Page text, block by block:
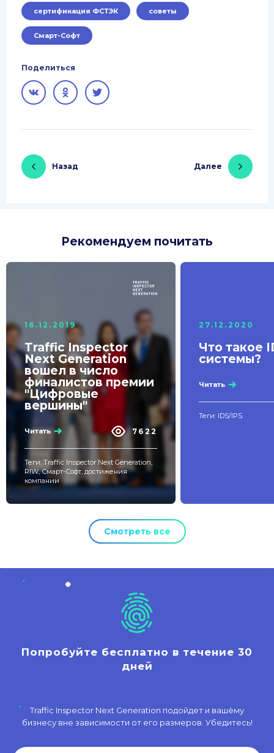
сертификация ФСТЭК советы
Смарт-Софт
Поделиться
Назад Далее
Рекомендуем почитать
16.12.2019
Traffic Inspector
Next Generation
вошел в число
финалистов премии
"Цифровые
вершины"
Читать 7622
Теги: Traffic Inspector Next Generation,
RIW, Смарт-Софт, достижения
компании
27.12.2020
Что такое
системы?
Читать
Теги: IDS/IPS
Смотреть все
Попробуйте бесплатно в течение 30
дней
Traffic Inspector Next Generation подойдет и вашему
бизнесу вне зависимости от его размеров. Убедитесь!